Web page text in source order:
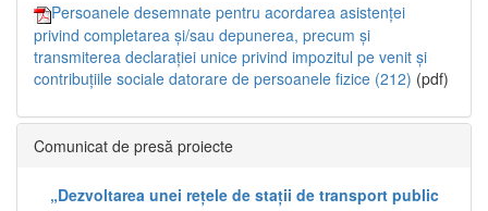
Persoanele desemnate pentru acordarea asistenței
privind completarea și/sau depunerea, precum și
transmiterea declarației unice privind impozitul pe venit și
contribuțiile sociale datorare de persoanele fizice (212) (pdf)
Comunicat de presă proiecte
„Dezvoltarea unei rețele de stații de transport public